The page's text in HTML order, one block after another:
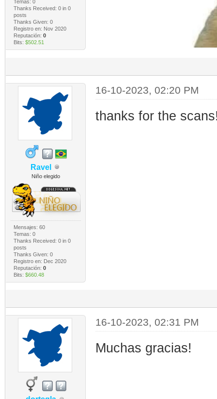
Temas: 0
Thanks Received: 0in 0
posts
Thanks Given: 0
Registro en: Nov 2020
Reputación: 0
Bits: $502.51
Ravel
Niño elegido
Mensajes: 60
Temas: 0
Thanks Received: 0in 0
posts
Thanks Given: 0
Registro en: Dec 2020
Reputación: 0
Bits: $660.48
16-10-2023, 02:20 PM
thanks for the
16-10-2023, 02:31 PM
Muchas gracias!